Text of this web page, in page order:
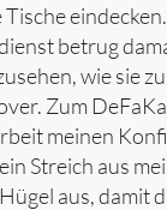
betrug
wie sie
Zum
meinen
Streich aus
aus,